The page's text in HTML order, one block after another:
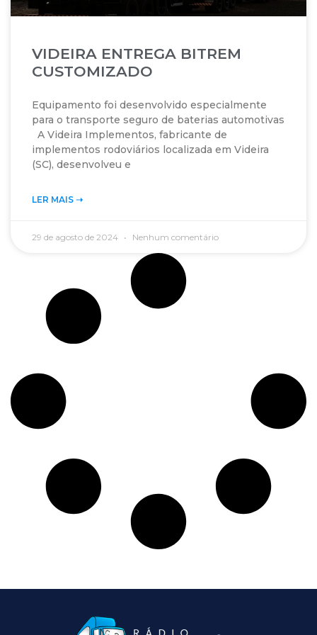
VIDEIRA ENTREGA BITREM
CUSTOMIZADO
Equipamento foi desenvolvido especialmente
para o transporte seguro de baterias automotivas
A Videira Implementos, fabricante de
implementos rodoviários localizada em Videira
(SC), desenvolveu e
LER MAIS ➝‬
29 de agosto de 2024 Nenhum comentário